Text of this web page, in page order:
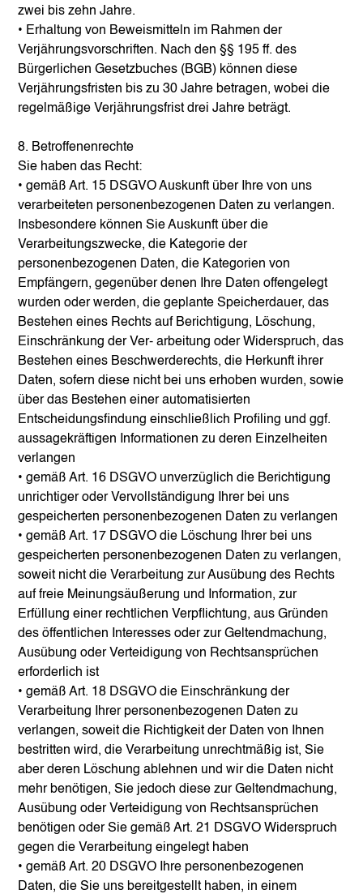
zwei bis zehn Jahre.
• Erhaltung von Beweismitteln im Rahmen der
Verjährungsvorschriften. Nach den §§ 195 ff. des
Bürgerlichen Gesetzbuches (BGB) können diese
Verjährungsfristen bis zu 30 Jahre betragen, wobei die
regelmäßige Verjährungsfrist drei Jahre beträgt.
8. Betroffenenrechte
Sie haben das Recht:
• gemäß Art. 15 DSGVO Auskunft über Ihre von uns
verarbeiteten personenbezogenen Daten zu verlangen.
Insbesondere können Sie Auskunft über die
Verarbeitungszwecke, die Kategorie der
personenbezogenen Daten, die Kategorien von
Empfängern, gegenüber denen Ihre Daten offengelegt
wurden oder werden, die geplante Speicherdauer, das
Bestehen eines Rechts auf Berichtigung, Löschung,
Einschränkung der Ver- arbeitung oder Widerspruch, das
Bestehen eines Beschwerderechts, die Herkunft ihrer
Daten, sofern diese nicht bei uns erhoben wurden, sowie
über das Bestehen einer automatisierten
Entscheidungsfindung einschließlich Profiling und ggf.
aussagekräftigen Informationen zu deren Einzelheiten
verlangen
• gemäß Art. 16 DSGVO unverzüglich die Berichtigung
unrichtiger oder Vervollständigung Ihrer bei uns
gespeicherten personenbezogenen Daten zu verlangen
• gemäß Art. 17 DSGVO die Löschung Ihrer bei uns
gespeicherten personenbezogenen Daten zu verlangen,
soweit nicht die Verarbeitung zur Ausübung des Rechts
auf freie Meinungsäußerung und Information, zur
Erfüllung einer rechtlichen Verpflichtung, aus Gründen
des öffentlichen Interesses oder zur Geltendmachung,
Ausübung oder Verteidigung von Rechtsansprüchen
erforderlich ist
• gemäß Art. 18 DSGVO die Einschränkung der
Verarbeitung Ihrer personenbezogenen Daten zu
verlangen, soweit die Richtigkeit der Daten von Ihnen
bestritten wird, die Verarbeitung unrechtmäßig ist, Sie
aber deren Löschung ablehnen und wir die Daten nicht
mehr benötigen, Sie jedoch diese zur Geltendmachung,
Ausübung oder Verteidigung von Rechtsansprüchen
benötigen oder Sie gemäß Art. 21 DSGVO Widerspruch
gegen die Verarbeitung eingelegt haben
• gemäß Art. 20 DSGVO Ihre personenbezogenen
Daten, die Sie uns bereitgestellt haben, in einem